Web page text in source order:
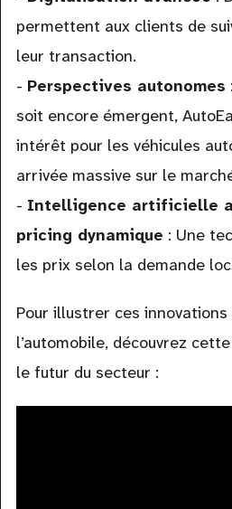
permettent aux clients de
leur transaction.
- Perspectives autonomes
soit encore émergent,
intérêt pour les véhicules
arrivée massive sur le
- Intelligence artificielle
pricing dynamique : Une
les prix selon la demande
Pour illustrer ces
l’automobile, découvrez
le futur du secteur :